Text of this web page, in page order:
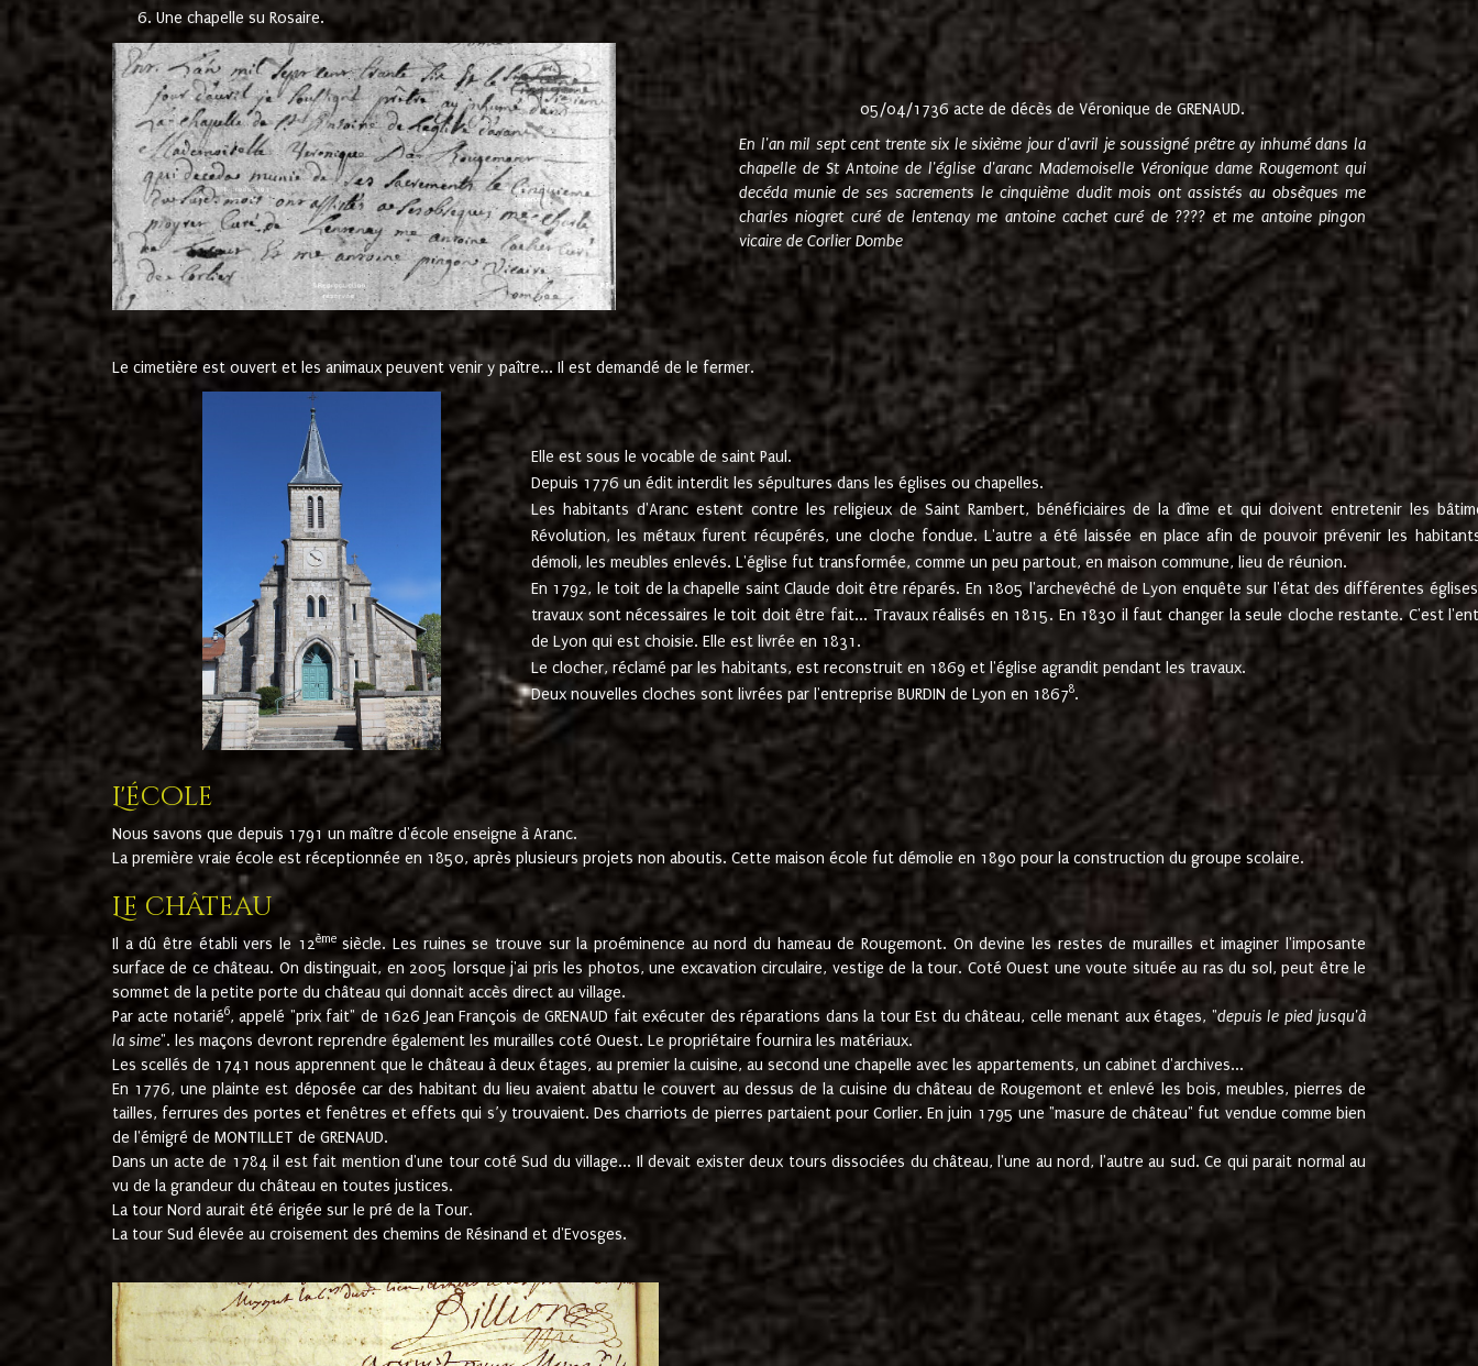
Une chapelle su Rosaire.
05/04/1736 acte de décès de Véronique de GRENAUD.
En l'an mil sept cent trente six le sixième jour d'avril je soussigné prêtre ay inhumé dans la
chapelle de St Antoine de l'église d'aranc Mademoiselle Véronique dame Rougemont qui
decéda munie de ses sacrements le cinquième dudit mois ont assistés au obsèques me
charles niogret curé de lentenay me antoine cachet curé de ???? et me antoine pingon
vicaire de Corlier Dombe
Le cimetière est ouvert et les animaux peuvent venir y paître... Il est demandé de le fermer.
Elle est sous le vocable de saint Paul.
Depuis 1776 un édit interdit les sépultures dans les églises ou chapelles.
Les habitants d'Aranc estent contre les religieux de Saint Rambert, bénéficiaires de la dîme et qui doivent entretenir les
Révolution, les métaux furent récupérés, une cloche fondue. L'autre a été laissée en place afin de pouvoir prévenir les
démoli, les meubles enlevés. L'église fut transformée, comme un peu partout, en maison commune, lieu de réunion.
En 1792, le toit de la chapelle saint Claude doit être réparés. En 1805 l'archevêché de Lyon enquête sur l'état des différentes
travaux sont nécessaires le toit doit être fait... Travaux réalisés en 1815. En 1830 il faut changer la seule cloche restante. C'est
de Lyon qui est choisie. Elle est livrée en 1831.
Le clocher, réclamé par les habitants, est reconstruit en 1869 et l'église agrandit pendant les travaux.
Deux nouvelles cloches sont livrées par l'entreprise BURDIN de Lyon en 18678.
L'école
Nous savons que depuis 1791 un maître d'école enseigne à Aranc.
La première vraie école est réceptionnée en 1850, après plusieurs projets non aboutis. Cette maison école fut démolie en 1890 pour la construction du groupe scolaire.
Le château
Il a dû être établi vers le 12èmesiècle. Les ruines se trouve sur la proéminence au nord du hameau de Rougemont. On devine les restes de murailles et imaginer l'imposante
surface de ce château. On distinguait, en 2005 lorsque j'ai pris les photos, une excavation circulaire, vestige de la tour. Coté Ouest une voute située au ras du sol, peut être le
sommet de la petite porte du château qui donnait accès direct au village.
Par acte notarié6, appelé "prix fait" de 1626 Jean François de GRENAUD fait exécuter des réparations dans la tour Est du château, celle menant aux étages, "depuis le pied jusqu'à
la sime". les maçons devront reprendre également les murailles coté Ouest. Le propriétaire fournira les matériaux.
Les scellés de 1741 nous apprennent que le château à deux étages, au premier la cuisine, au second une chapelle avec les appartements, un cabinet d'archives...
En 1776, une plainte est déposée car des habitant du lieu avaient abattu le couvert au dessus de la cuisine du château de Rougemont et enlevé les bois, meubles, pierres de
tailles, ferrures des portes et fenêtres et effets qui s’y trouvaient. Des charriots de pierres partaient pour Corlier. En juin 1795 une "masure de château" fut vendue comme bien
de l'émigré de MONTILLET de GRENAUD.
Dans un acte de 1784 il est fait mention d'une tour coté Sud du village... Il devait exister deux tours dissociées du château, l'une au nord, l'autre au sud. Ce qui parait normal au
vu de la grandeur du château en toutes justices.
La tour Nord aurait été érigée sur le pré de la Tour.
La tour Sud élevée au croisement des chemins de Résinand et d'Evosges.